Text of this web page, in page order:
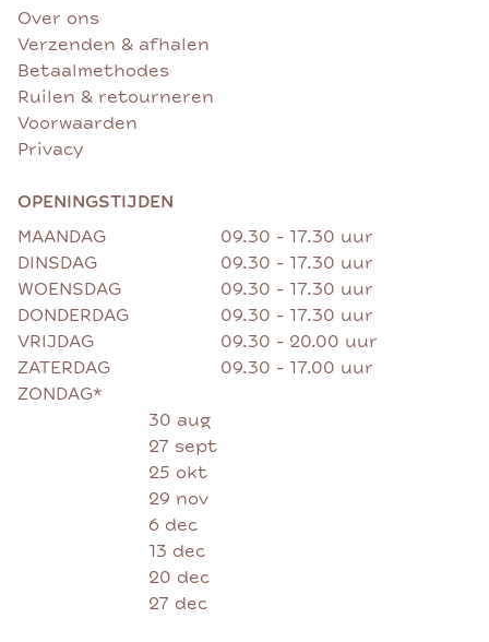
Over ons
Verzenden & afhalen
Betaalmethodes
Ruilen & retourneren
Voorwaarden
Privacy
OPENINGSTIJDEN
MAANDAG
09.30 - 17.30 uur
DINSDAG
09.30 - 17.30 uur
WOENSDAG
09.30 - 17.30 uur
DONDERDAG
09.30 - 17.30 uur
VRIJDAG
09.30 - 20.00 uur
ZATERDAG
09.30 - 17.00 uur
ZONDAG*
30 aug
27 sept
25 okt
29 nov
6 dec
13 dec
20 dec
27 dec